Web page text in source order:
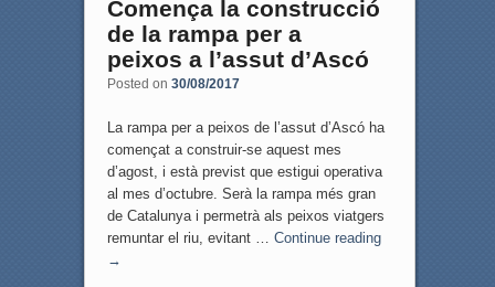
Comença la construcció
de la rampa per a
peixos a l’assut d’Ascó
Posted on 30/08/2017
La rampa per a peixos de l’assut d’Ascó ha
començat a construir-se aquest mes
d’agost, i està previst que estigui operativa
al mes d’octubre. Serà la rampa més gran
de Catalunya i permetrà als peixos viatgers
remuntar el riu, evitant … Continue reading
→